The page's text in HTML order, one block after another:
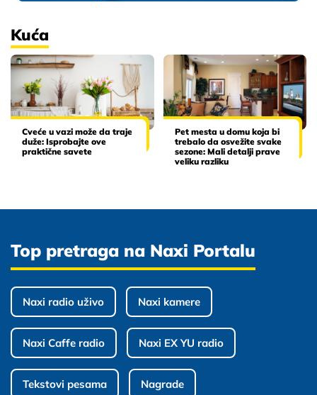
Kuća
Cveće u vazi može da traje
duže: Isprobajte ove
praktične savete
Pet mesta u domu koja bi
trebalo da osvežite svake
sezone: Mali detalji prave
veliku razliku
Top pretraga na Naxi Portalu
Naxi radio uživo Naxi kamere
Naxi Caffe radio Naxi EX YU radio
Tekstovi pesama Nagrade